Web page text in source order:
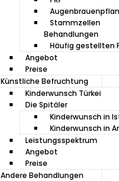
Stammzellen
Behandlungen
Häufig gestellten
Angebot
Preise
Künstliche Befruchtung
Kinderwunsch Türkei
Die Spitäler
Kinderwunsch in
Kinderwunsch in
Leistungsspektrum
Angebot
Preise
Andere Behandlungen